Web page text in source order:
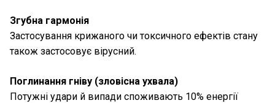
Згубна гармонія
Застосування крижаного чи токсичного ефектів стану
також застосовує вірусний.
Поглинання гніву (зловісна ухвала)
Потужні удари й випади споживають 10% енергії